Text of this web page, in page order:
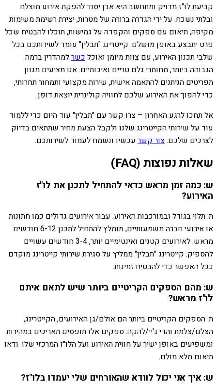
קביעת לו"ז מדויק ומתחשב היא אבן יסוד להפקת אירוע מוצלח
ובלתי נשכח. על ידי הגדרה ברורה של מטרות, יצירת רשימת משימות
מקיפה, תיאום עם ספקים והקפדה על גמישות, תוכלו להבטיח שכל
פרט יתבצע באופן מושלם. קייטרינג "תבלין" עומד לשירותכם בכל
שלבי תכנון האירוע, עם צוות מיומן ואוכלכשרלמהדרין ברמה
הגבוהה ביותר, מחומרי גלם טריים ואיכותיים. אנו מציעים מגוון
תפריטים הניתנים להתאמה אישית, שירות מקצועי ותמחור תחרותי,
כדי להפוך את האירוע שלכם לחוויה קולינרית יוצאת דופן.
אל תחכו לרגע האחרון – צרו קשר עם "תבלין" עוד היום כדי ללמוד
עוד על שירותי הקייטרינג שלנו ולקבל הצעת מחיר שתתאים בדיוק
לצרכים שלכם.צור קשר עכשיו ונשמח לעמוד לשירותכם.
שאלות נפוצות (FAQ)
ש: כמה זמן מראש כדאי להתחיל לתכנן את לו"ז
האירוע?
ת: תלוי בגודל ובמורכבות האירוע. עבור אירועים גדולים כמו חתונות
או אירועי חברה משמעותיים, מומלץ להתחיל לתכנן 6-12 חודשים
מראש. לאירועים קטנים ואינטימיים יותר, 3-4 חודשים עשויים
להספיק. קייטרינג "תבלין" ממליץ על סגירת שירותי קייטרינג מוקדם
ככל האפשר כדי להבטיח זמינות.
ש: מהם הספקים הקריטיים ביותר שיש לתאם איתם
לו"ז מראש?
ת: הספקים הקריטיים ביותר הם אולם/גן האירועים, הקייטרינג,
הצלם/צלמת והדי ג'יי/להקה. ספקים אלו תופסים תאריכים במהירות
ומשפיעים באופן ישיר על חווית האירוע ועל הלו"ז המרכזי שלו. ודאו
תיאום מלא מולם.
ש: איך אני יכול לוודא שהאורחים שלי יעמדו בלו"ז?